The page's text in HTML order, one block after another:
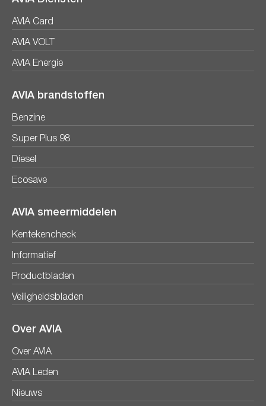
AVIA Card
AVIA VOLT
AVIA Energie
AVIA brandstoffen
Benzine
Super Plus 98
Diesel
Ecosave
AVIA smeermiddelen
Kentekencheck
Informatief
Productbladen
Veiligheidsbladen
Over AVIA
Over AVIA
AVIA Leden
Nieuws